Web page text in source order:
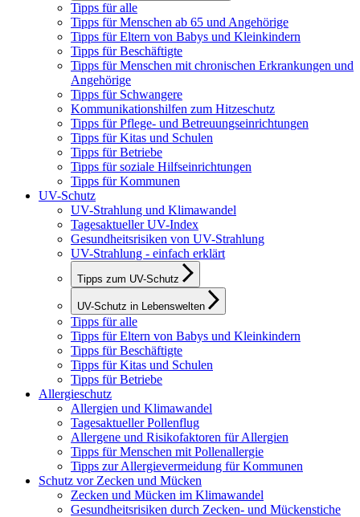
Tipps für alle
Tipps für Menschen ab 65 und Angehörige
Tipps für Eltern von Babys und Kleinkindern
Tipps für Beschäftigte
Tipps für Menschen mit chronischen Erkrankungen und
Angehörige
Tipps für Schwangere
Kommunikationshilfen zum Hitzeschutz
Tipps für Pflege- und Betreuungseinrichtungen
Tipps für Kitas und Schulen
Tipps für Betriebe
Tipps für soziale Hilfseinrichtungen
Tipps für Kommunen
UV-Schutz
UV-Strahlung und Klimawandel
Tagesaktueller UV-Index
Gesundheitsrisiken von UV-Strahlung
UV-Strahlung - einfach erklärt
Tipps zum UV-Schutz
UV-Schutz in Lebenswelten
Tipps für alle
Tipps für Eltern von Babys und Kleinkindern
Tipps für Beschäftigte
Tipps für Kitas und Schulen
Tipps für Betriebe
Allergieschutz
Allergien und Klimawandel
Tagesaktueller Pollenflug
Allergene und Risikofaktoren für Allergien
Tipps für Menschen mit Pollenallergie
Tipps zur Allergievermeidung für Kommunen
Schutz vor Zecken und Mücken
Zecken und Mücken im Klimawandel
Gesundheitsrisiken durch Zecken- und Mückenstiche